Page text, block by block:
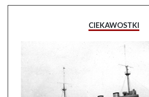
CIEKAWOSTKI